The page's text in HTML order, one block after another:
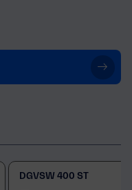
DGVSW 400 ST